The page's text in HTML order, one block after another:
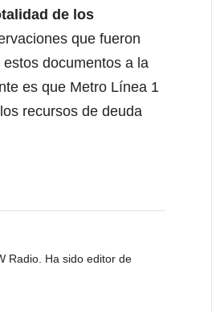
de los
que fueron
documentos a la
es que Metro Línea 1
recursos de deuda
Radio. Ha sido editor de